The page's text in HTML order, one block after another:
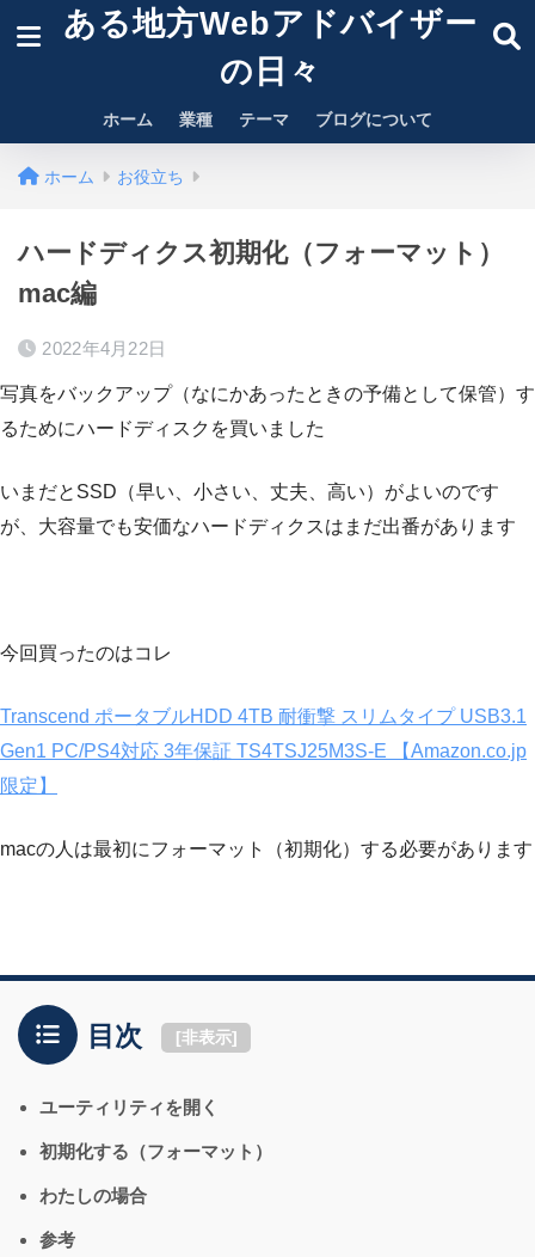
ある地方Webアドバイザー
の日々
ホーム 業種 テーマ ブログについて
ホーム お役立ち
ハードディクス初期化（フォーマット）
mac編
2022年4月22日
写真をバックアップ（なにかあったときの予備として保管）す
るためにハードディスクを買いました
いまだとSSD（早い、小さい、丈夫、高い）がよいのです
が、大容量でも安価なハードディクスはまだ出番があります
今回買ったのはコレ
Transcend ポータブルHDD 4TB 耐衝撃 スリムタイプ USB3.1
Gen1 PC/PS4対応 3年保証 TS4TSJ25M3S-E 【Amazon.co.jp
限定】
macの人は最初にフォーマット（初期化）する必要があります
目次 [非表示]
ユーティリティを開く
初期化する（フォーマット）
わたしの場合
参考